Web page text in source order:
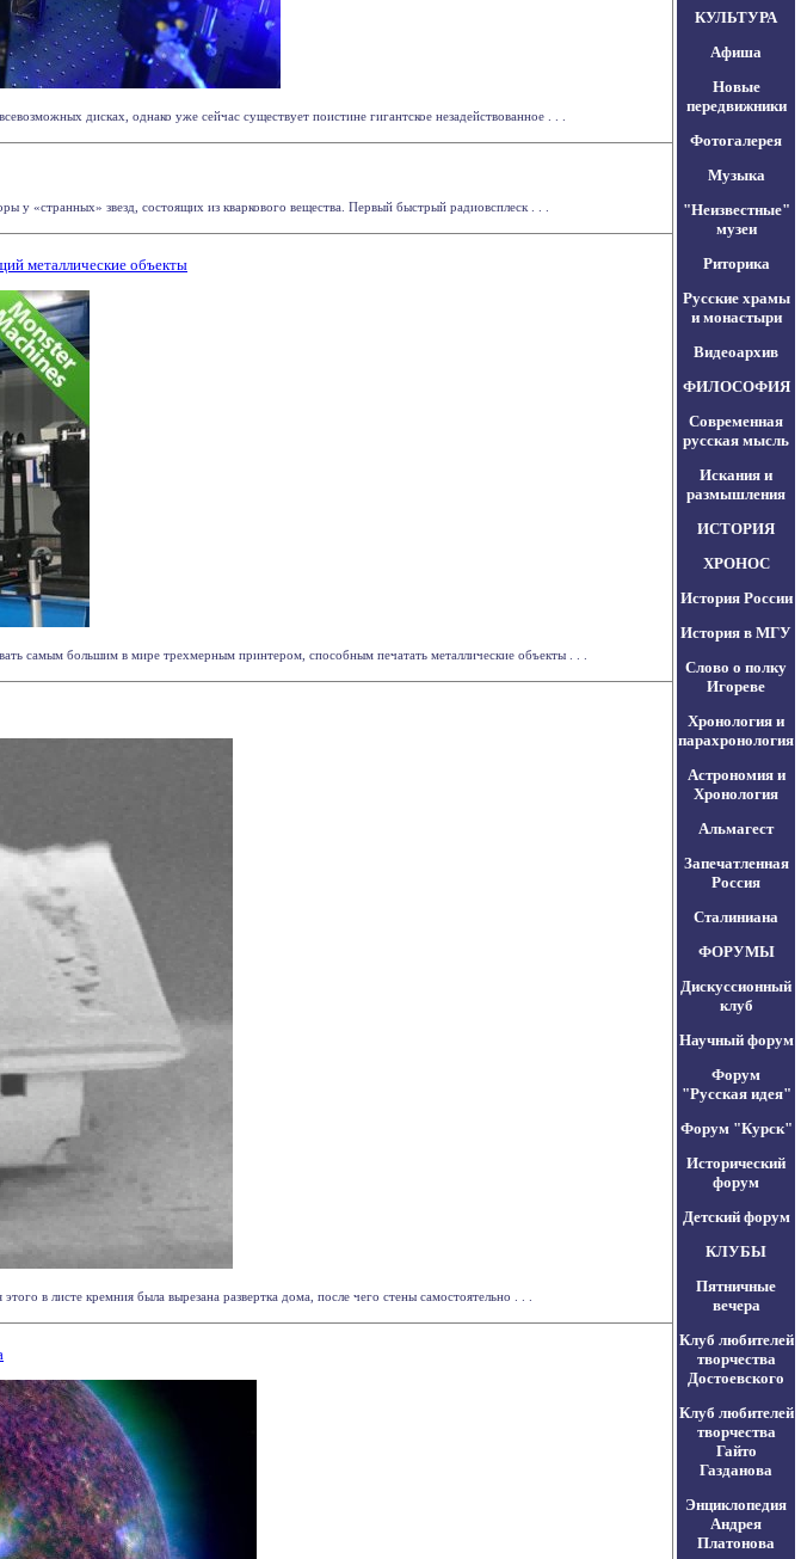
дисках, однако уже сейчас существует поистине гигантское незадействованное . . .
у «странных» звезд, состоящих из кваркового вещества. Первый быстрый радиовсплеск . . .
металлические объекты
самым большим в мире трехмерным принтером, способным печатать металлические объекты . . .
в листе кремния была вырезана развертка дома, после чего стены самостоятельно . . .
КУЛЬТУРА
Афиша
Новые
передвижники
Фотогалерея
Музыка
"Неизвестные"
музеи
Риторика
Русские храмы
и монастыри
Видеоархив
ФИЛОСОФИЯ
Современная
русская мысль
Искания и
размышления
ИСТОРИЯ
ХРОНОС
История России
История в МГУ
Слово о полку
Игореве
Хронология и
парахронология
Астрономия и
Хронология
Альмагест
Запечатленная
Россия
Сталиниана
ФОРУМЫ
Дискуссионный
клуб
Научный форум
Форум
"Русская идея"
Форум "Курск"
Исторический
форум
Детский форум
КЛУБЫ
Пятничные
вечера
Клуб любителей
творчества
Достоевского
Клуб любителей
творчества
Гайто
Газданова
Энциклопедия
Андрея
Платонова